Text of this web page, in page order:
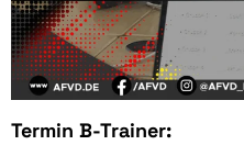
Termin B-Trainer: